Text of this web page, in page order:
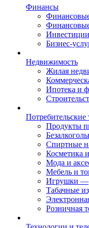
Финансы
Инвестиции
Бизнес-
Недвижимость
Жилая
Ипотека и
Потребительские
Продукты
Спиртные
Косметика
Мода и
Мебель и
Игрушки —
Табачные
Розничная